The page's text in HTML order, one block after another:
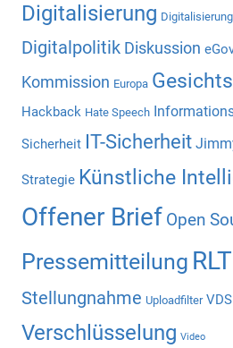
Digitalisierung
Digitalpolitik Diskussion
Kommission Europa
Hackback Hate Speech
Sicherheit IT-Sicherheit
Strategie Künstliche
Offener Brief Open
Pressemitteilung RLT
Stellungnahme Uploadfilter VDS
Verschlüsselung Video